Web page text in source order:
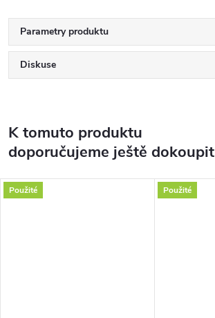
Parametry produktu
Diskuse
K tomuto produktu
doporučujeme ještě dokoupit
Použité Použité